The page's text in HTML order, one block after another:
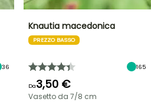
36
Knautia macedonica
PREZZO BASSO
165
Da3,50 €
Vasetto da 7/8 cm